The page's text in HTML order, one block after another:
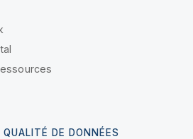
DE DONNÉES